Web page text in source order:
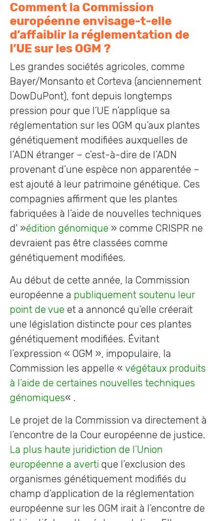
Comment la Commission
européenne envisage-t-elle
d’affaiblir la réglementation de
l’UE sur les OGM ?
Les grandes sociétés agricoles, comme
Bayer/Monsanto et Corteva (anciennement
DowDuPont), font depuis longtemps
pression pour que l’UE n’applique sa
réglementation sur les OGM qu’aux plantes
génétiquement modifiées auxquelles de
l’ADN étranger – c’est-à-dire de l’ADN
provenant d’une espèce non apparentée –
est ajouté à leur patrimoine génétique. Ces
compagnies affirment que les plantes
fabriquées à l’aide de nouvelles techniques
d' »édition génomique » comme CRISPR ne
devraient pas être classées comme
génétiquement modifiées.
Au début de cette année, la Commission
européenne a publiquement soutenu leur
point de vue et a annoncé qu’elle créerait
une législation distincte pour ces plantes
génétiquement modifiées. Évitant
l’expression « OGM », impopulaire, la
Commission les appelle « végétaux produits
à l’aide de certaines nouvelles techniques
génomiques« .
Le projet de la Commission va directement à
l’encontre de la Cour européenne de justice.
La plus haute juridiction de l’Union
européenne a averti que l’exclusion des
organismes génétiquement modifiés du
champ d’application de la réglementation
européenne sur les OGM irait à l’encontre de